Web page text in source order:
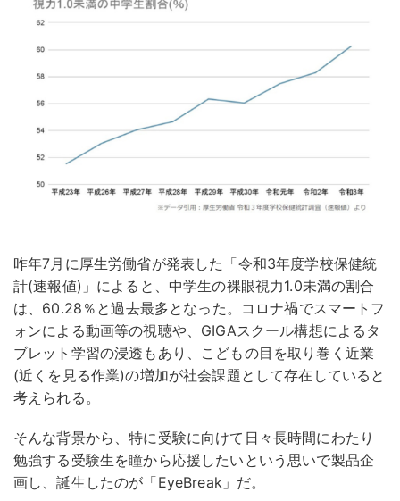
昨年7月に厚生労働省が発表した「令和3年度学校保健統
計(速報値)」によると、中学生の裸眼視力1.0未満の割合
は、60.28％と過去最多となった。コロナ禍でスマートフ
ォンによる動画等の視聴や、GIGAスクール構想によるタ
ブレット学習の浸透もあり、こどもの目を取り巻く近業
(近くを見る作業)の増加が社会課題として存在していると
考えられる。
そんな背景から、特に受験に向けて日々長時間にわたり
勉強する受験生を瞳から応援したいという思いで製品企
画し、誕生したのが「EyeBreak」だ。